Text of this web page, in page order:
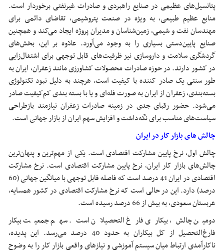
پتانسیل‌های عظیمی در صنایع راهبردی و صادرات غیرنفتی برخوردار است.
منابع عظیم طبیعی، به ویژه در صنعت پتروشیمی، تقاضای دائمی برای
مهندسان نفت و شیمی، زمین‌شناسان و مدیران پروژه ایجاد می‌کند و همچنین
صنایع پایین‌دستی بسیاری را به وجود می‌آورد. علاوه بر این، بخش‌های
گردشگری سلامت و داروسازی نیز ظرفیت‌های قابل توجهی برای اشتغال‌زایی
در کشور دارند. در حوزه صادرات محصولات کشاورزی مانند زعفران، ایران به
طور سنتی یک صادر کننده با کیفیت است، هرچند به دلیل نبود تکنولوژی
بسته‌بندی، زعفران از ایران به صورت فله‌ای و یا با بسته بندی کم‌کیفیت صادر
می‌شود. حضور رقبای جدی در زمینه صادرات زعفران نیازمند بازطراحی
سیاست‌های مناسب برای نگه‌داشت و افزایش سهم ایران از بازار جهانی است.
چالش های بازار کار در ایران
چالش اول، نرخ پایین مشارکت اقتصادی است. یکی از مهم‌ترین و پنهان‌ترین
چالش‌های بازار کار ایران، نرخ پایین مشارکت اقتصادی است. نرخ مشارکت
اقتصادی در ایران 41 درصد است که فاصله قابل توجهی با میانگین جهانی (60
درصد) دارد. این در حالی است که نرخ مشارکت اقتصادی در کشور همسایه،
عربستان سعودی، به بیش از 66 درصد رسیده است.
دومین چالش، بیکاری فارغ التحصیلان است. سهم جمعیت بیکار
فارغ‌التحصیل از کل بیکاران به حدود 40 درصد می‌رسد. این پدیده،
ناکارآمدی ارتباط میان سیستم آموزشی و نیازهای واقعی بازار کار را به وضوح